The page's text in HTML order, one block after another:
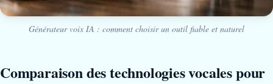
Générateur voix IA : comment choisir un outil fiable et naturel
Comparaison des technologies vocales pour